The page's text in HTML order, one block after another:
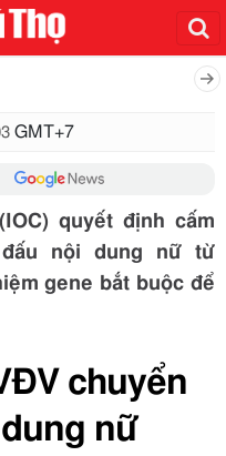
GMT+7
quyết định cấm
nội dung nữ từ
gene bắt buộc để
chuyển
nữ